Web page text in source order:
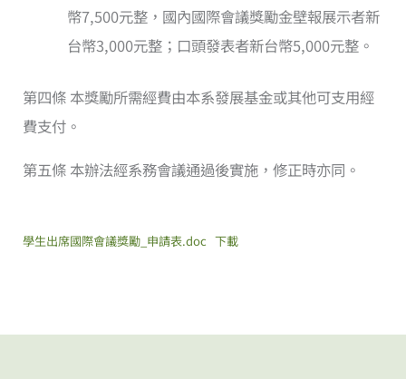
幣7,500元整，國內國際會議獎勵金壁報展示者新
台幣3,000元整；口頭發表者新台幣5,000元整。
第四條 本獎勵所需經費由本系發展基金或其他可支用經
費支付。
第五條 本辦法經系務會議通過後實施，修正時亦同。
學生出席國際會議獎勵_申請表.doc 下載